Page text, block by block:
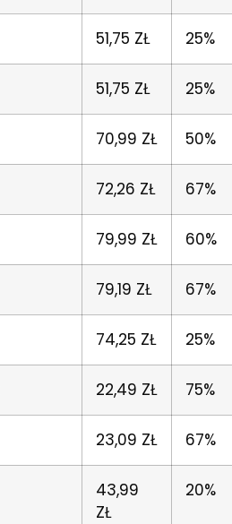
51,75 ZŁ 25%
51,75 ZŁ 25%
70,99 ZŁ 50%
72,26 ZŁ 67%
79,99 ZŁ 60%
79,19 ZŁ 67%
74,25 ZŁ 25%
22,49 ZŁ 75%
23,09 ZŁ 67%
43,99
ZŁ
20%